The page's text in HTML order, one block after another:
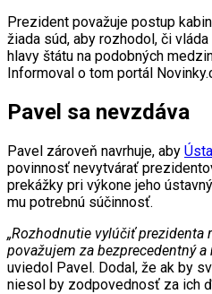
Prezident považuje postup
žiada súd, aby rozhodol, či
hlavy štátu na podobných
Informoval o tom portál
Pavel sa nevzdáva
Pavel zároveň navrhuje, aby
povinnosť nevytvárať
prekážky pri výkone jeho
mu potrebnú súčinnosť.
„Rozhodnutie vylúčiť prezidenta
považujem za bezprecedentný
uviedol Pavel. Dodal, že ak by
niesol by zodpovednosť za ich